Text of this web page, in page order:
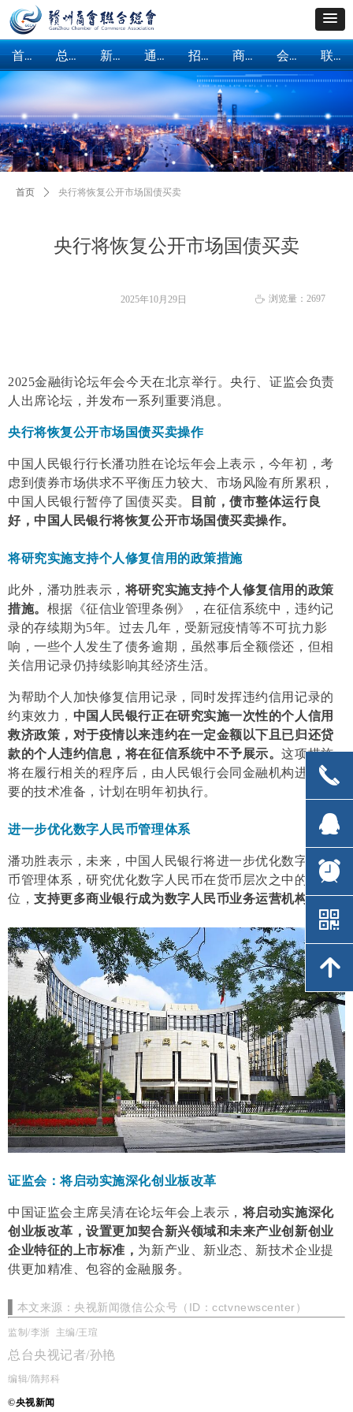
首页 总会概括 新闻中心
新闻中心
通知公告
通知公告
招商引资
招商引资
商会建设
商会建设
会员服务
会员服务
联系我们
央行将恢复公开市场国债买卖
首页 ꄲ 央行将恢复公开市场国债买卖
2025金融街论坛年会今天在北京举行。央行、证监会负责
人出席论坛，并发布一系列重要消息。
央行将恢复公开市场国债买卖操作
中国人民银行行长潘功胜在论坛年会上表示，今年初，考
虑到债券市场供求不平衡压力较大、市场风险有所累积，
中国人民银行暂停了国债买卖。
目前，债市整体运行良
好，中国人民银行将恢复公开市场国债买卖操作。
将研究实施支持个人修复信用的政策措施
此外，潘功胜表示，将研究实施支持个人修复信用的政策
措施。 根据《征信业管理条例》，在征信系统中，违约记
录的存续期为5年。过去几年，受新冠疫情等不可抗力影
响，一些个人发生了债务逾期，虽然事后全额偿还，但相
关信用记录仍持续影响其经济生活。
为帮助个人加快修复信用记录，同时发挥违约信用记录的
约束效力， 中国人民银行正在研究实施一次性的个人信用
救济政策，对于疫情以来违约在一定金额以下且已归还贷
款的个人违约信息，将在征信系统中不予展示。这项措施
将在履行相关的程序后，由人民银行会同金融机构进行必
要的技术准备，计划在明年初执行。
进一步优化数字人民币管理体系
潘功胜表示，未来，中国人民银行将进一步优化数字人民
币管理体系，研究优化数字人民币在货币层次之中的定
位，支持更多商业银行成为数字人民币业务运营机构。
证监会：将启动实施深化创业板改革
中国证监会主席吴清在论坛年会上表示，将启动实施深化
创业板改革，设置更加契合新兴领域和未来产业创新创业
企业特征的上市标准， 为新产业、新业态、新技术企业提
供更加精准、包容的金融服务。
本文来源： 央视新闻微信公众号（ID：cctvnewscenter）
监制/李浙 主编/王瑄
总台央视记者/孙艳
编辑/隋邦科
©央视新闻
2025年10月29日 ꄘ 浏览量： 2697
끅
뀩
뀥
낃
녕
끅
뀩
뀥
낃
녕